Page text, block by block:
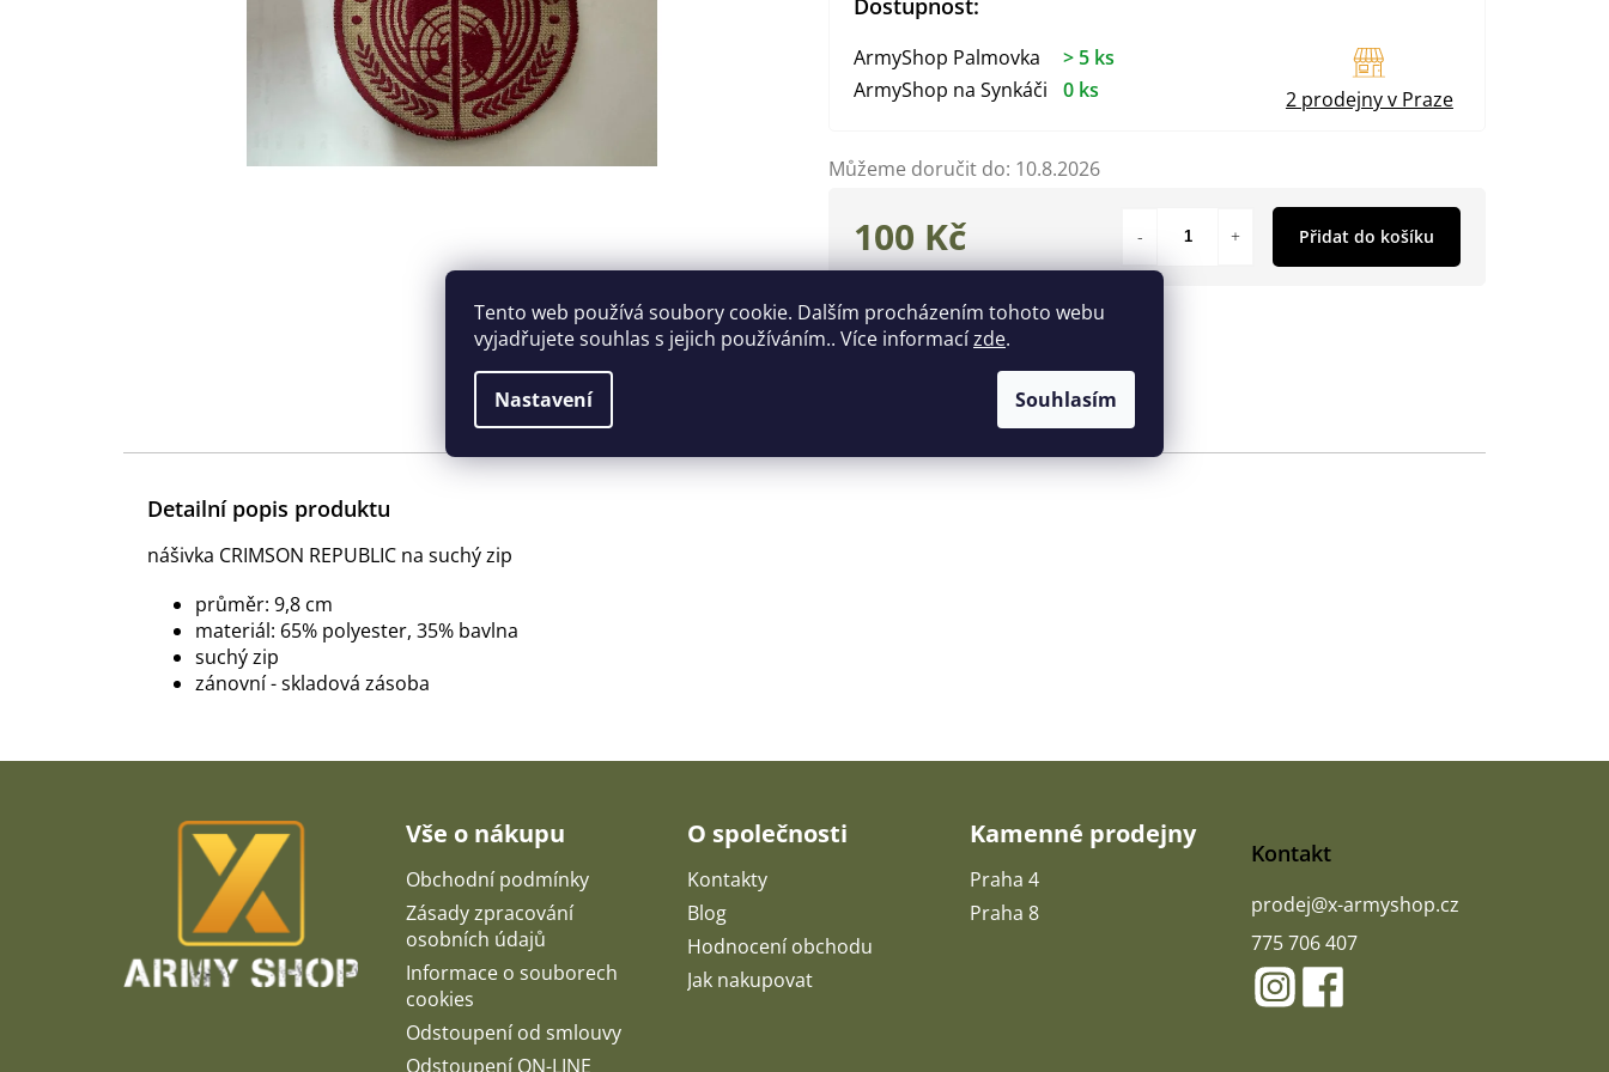
Tento web používá soubory cookie. Dalším procházením tohoto webu
vyjadřujete souhlas s jejich používáním.. Více informacízde.
Nastavení Souhlasím
Můžeme doručit do: 10.8.2026
Zeptat se Hlídat
100 Kč
Měrná
Přidat do košíku
ArmyShop Palmovka
> 5 ks
ArmyShop na Synkáči
0 ks 2 prodejny v Praze
Detailní popis produktu
nášivka CRIMSON REPUBLIC na suchý zip
průměr: 9,8 cm
materiál: 65% polyester, 35% bavlna
suchý zip
zánovní - skladová zásoba
Z
Vše o nákupu
Obchodní podmínky
Zásady zpracování
osobních údajů
Informace o souborech
cookies
Odstoupení od smlouvy
Odstoupení ON-LINE
O společnosti
Kontakty
Blog
Hodnocení obchodu
Jak nakupovat
Kamenné prodejny
Praha 4
Praha 8
Kontakt
prodej@x-armyshop.cz
775 706 407